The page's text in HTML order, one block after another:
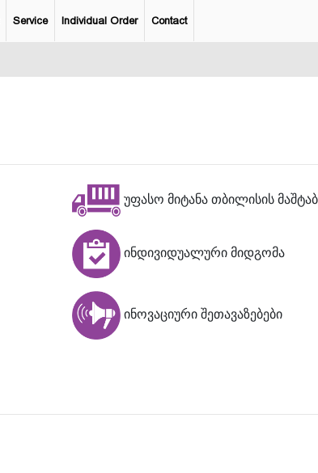
Service Individual Order Contact
უფასო მიტანა თბილისის
ინდივიდუალური მიდგომა
ინოვაციური შეთავაზებები